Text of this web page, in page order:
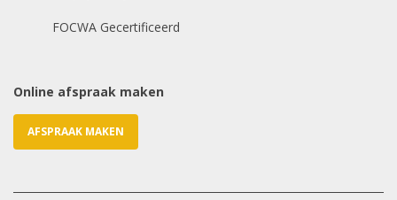
E-mailadres *
FOCWA Gecertificeerd
Online afspraak maken
AFSPRAAK MAKEN